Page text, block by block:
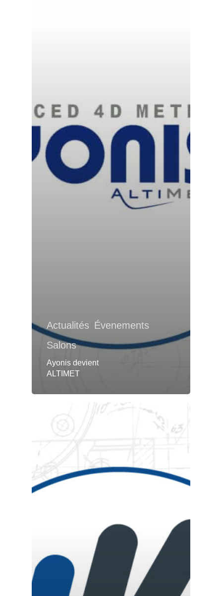
Actualités Évenements
Salons
Ayonis devient
ALTIMET